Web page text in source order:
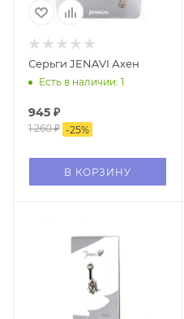
Серьги JENAVI Ахен
Есть в наличии: 1
945 ₽
1 260₽ -25%
В КОРЗИНУ